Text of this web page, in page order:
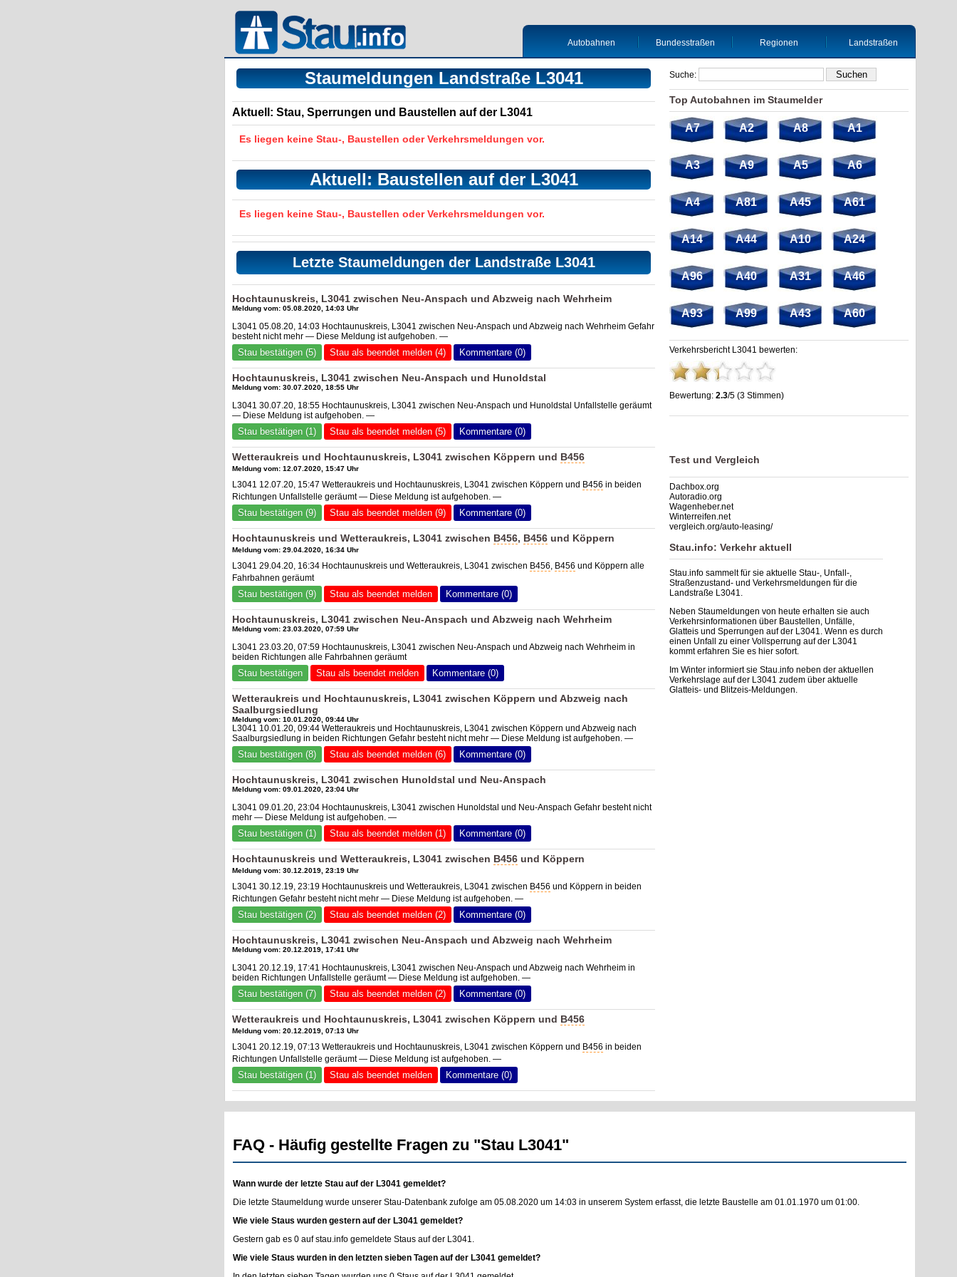
Autobahnen Bundesstraßen Regionen Landstraßen
Staumeldungen Landstraße L3041
Aktuell: Stau, Sperrungen und Baustellen auf der L3041
Es liegen keine Stau-, Baustellen oder Verkehrsmeldungen vor.
Aktuell: Baustellen auf der L3041
Es liegen keine Stau-, Baustellen oder Verkehrsmeldungen vor.
Letzte Staumeldungen der Landstraße L3041
Hochtaunuskreis, L3041 zwischen Neu-Anspach und Abzweig nach Wehrheim
Meldung vom: 05.08.2020, 14:03 Uhr
L3041 05.08.20, 14:03 Hochtaunuskreis, L3041 zwischen Neu-Anspach und Abzweig nach Wehrheim Gefahr
besteht nicht mehr — Diese Meldung ist aufgehoben. —
Stau bestätigen (5) Stau als beendet melden (4) Kommentare (0)
Hochtaunuskreis, L3041 zwischen Neu-Anspach und Hunoldstal
Meldung vom: 30.07.2020, 18:55 Uhr
L3041 30.07.20, 18:55 Hochtaunuskreis, L3041 zwischen Neu-Anspach und Hunoldstal Unfallstelle geräumt
— Diese Meldung ist aufgehoben. —
Stau bestätigen (1) Stau als beendet melden (5) Kommentare (0)
Wetteraukreis und Hochtaunuskreis, L3041 zwischen Köppern und B456
Meldung vom: 12.07.2020, 15:47 Uhr
L3041 12.07.20, 15:47 Wetteraukreis und Hochtaunuskreis, L3041 zwischen Köppern und B456 in beiden
Richtungen Unfallstelle geräumt — Diese Meldung ist aufgehoben. —
Stau bestätigen (9) Stau als beendet melden (9) Kommentare (0)
Hochtaunuskreis und Wetteraukreis, L3041 zwischen B456, B456 und Köppern
Meldung vom: 29.04.2020, 16:34 Uhr
L3041 29.04.20, 16:34 Hochtaunuskreis und Wetteraukreis, L3041 zwischen B456, B456 und Köppern alle
Fahrbahnen geräumt
Stau bestätigen (9) Stau als beendet melden Kommentare (0)
Hochtaunuskreis, L3041 zwischen Neu-Anspach und Abzweig nach Wehrheim
Meldung vom: 23.03.2020, 07:59 Uhr
L3041 23.03.20, 07:59 Hochtaunuskreis, L3041 zwischen Neu-Anspach und Abzweig nach Wehrheim in
beiden Richtungen alle Fahrbahnen geräumt
Stau bestätigen Stau als beendet melden Kommentare (0)
Wetteraukreis und Hochtaunuskreis, L3041 zwischen Köppern und Abzweig nach
Saalburgsiedlung
Meldung vom: 10.01.2020, 09:44 Uhr
L3041 10.01.20, 09:44 Wetteraukreis und Hochtaunuskreis, L3041 zwischen Köppern und Abzweig nach
Saalburgsiedlung in beiden Richtungen Gefahr besteht nicht mehr — Diese Meldung ist aufgehoben. —
Stau bestätigen (8) Stau als beendet melden (6) Kommentare (0)
Hochtaunuskreis, L3041 zwischen Hunoldstal und Neu-Anspach
Meldung vom: 09.01.2020, 23:04 Uhr
L3041 09.01.20, 23:04 Hochtaunuskreis, L3041 zwischen Hunoldstal und Neu-Anspach Gefahr besteht nicht
mehr — Diese Meldung ist aufgehoben. —
Stau bestätigen (1) Stau als beendet melden (1) Kommentare (0)
Hochtaunuskreis und Wetteraukreis, L3041 zwischen B456 und Köppern
Meldung vom: 30.12.2019, 23:19 Uhr
L3041 30.12.19, 23:19 Hochtaunuskreis und Wetteraukreis, L3041 zwischen B456 und Köppern in beiden
Richtungen Gefahr besteht nicht mehr — Diese Meldung ist aufgehoben. —
Stau bestätigen (2) Stau als beendet melden (2) Kommentare (0)
Hochtaunuskreis, L3041 zwischen Neu-Anspach und Abzweig nach Wehrheim
Meldung vom: 20.12.2019, 17:41 Uhr
L3041 20.12.19, 17:41 Hochtaunuskreis, L3041 zwischen Neu-Anspach und Abzweig nach Wehrheim in
beiden Richtungen Unfallstelle geräumt — Diese Meldung ist aufgehoben. —
Stau bestätigen (7) Stau als beendet melden (2) Kommentare (0)
Wetteraukreis und Hochtaunuskreis, L3041 zwischen Köppern und B456
Meldung vom: 20.12.2019, 07:13 Uhr
L3041 20.12.19, 07:13 Wetteraukreis und Hochtaunuskreis, L3041 zwischen Köppern und B456 in beiden
Richtungen Unfallstelle geräumt — Diese Meldung ist aufgehoben. —
Stau bestätigen (1) Stau als beendet melden Kommentare (0)
Suche:
Top Autobahnen im Staumelder
A7 A2 A8 A1
A3 A9 A5 A6
A4 A81 A45 A61
A14 A44 A10 A24
A96 A40 A31 A46
A93 A99 A43 A60
Verkehrsbericht L3041 bewerten:
Bewertung: 2.3/5 (3 Stimmen)
Stau L3041: Unfälle, Sperrung & Baustellen | Staumelder
Test und Vergleich
Dachbox.org
Autoradio.org
Wagenheber.net
Winterreifen.net
vergleich.org/auto-leasing/
Stau.info: Verkehr aktuell
Stau.info sammelt für sie aktuelle Stau-, Unfall-,
Straßenzustand- und Verkehrsmeldungen für die
Landstraße L3041.
Neben Staumeldungen von heute erhalten sie auch
Verkehrsinformationen über Baustellen, Unfälle,
Glatteis und Sperrungen auf der L3041. Wenn es durch
einen Unfall zu einer Vollsperrung auf der L3041
kommt erfahren Sie es hier sofort.
Im Winter informiert sie Stau.info neben der aktuellen
Verkehrslage auf der L3041 zudem über aktuelle
Glatteis- und Blitzeis-Meldungen.
FAQ - Häufig gestellte Fragen zu "Stau L3041"
Wann wurde der letzte Stau auf der L3041 gemeldet?
Die letzte Staumeldung wurde unserer Stau-Datenbank zufolge am 05.08.2020 um 14:03 in unserem System erfasst, die letzte Baustelle am 01.01.1970 um 01:00.
Wie viele Staus wurden gestern auf der L3041 gemeldet?
Gestern gab es 0 aufstau.info gemeldete Staus auf der L3041.
Wie viele Staus wurden in den letzten sieben Tagen auf der L3041 gemeldet?